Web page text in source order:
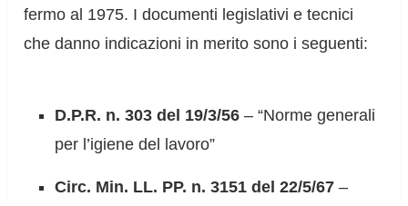
fermo al 1975. I documenti legislativi e tecnici
che danno indicazioni in merito sono i seguenti:
D.P.R. n. 303 del 19/3/56 – “Norme generali
per l’igiene del lavoro”
Circ. Min. LL. PP. n. 3151 del 22/5/67 –